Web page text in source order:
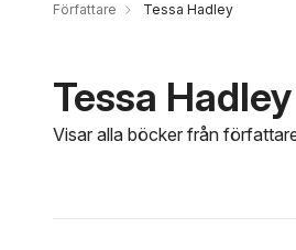
Författare Tessa Hadley
Tessa
Visar alla böcker från